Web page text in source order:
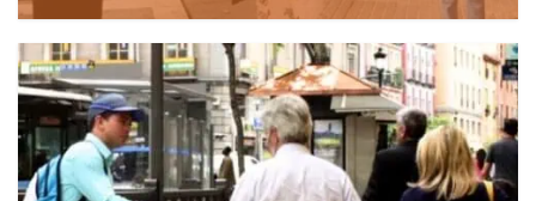
abril 30, 2025